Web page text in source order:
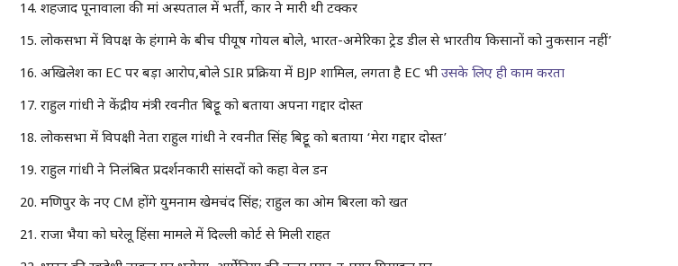
शहजाद पूनावाला की मां अस्पताल में भर्ती, कार ने मारी थी टक्कर
लोकसभा में विपक्ष के हंगामे के बीच पीयूष गोयल बोले, भारत-अमेरिका ट्रेड डील से भारतीय किसानों को नुकसान नहीं’
अखिलेश का EC पर बड़ा आरोप,बोले SIR प्रक्रिया में BJP शामिल, लगता है EC भी उसके लिए ही काम करता
राहुल गांधी ने केंद्रीय मंत्री रवनीत बिट्टू को बताया अपना गद्दार दोस्त
लोकसभा में विपक्षी नेता राहुल गांधी ने रवनीत सिंह बिट्टू को बताया ‘मेरा गद्दार दोस्त’
राहुल गांधी ने निलंबित प्रदर्शनकारी सांसदों को कहा वेल डन
मणिपुर के नए CM होंगे युमनाम खेमचंद सिंह; राहुल का ओम बिरला को खत
राजा भैया को घरेलू हिंसा मामले में दिल्ली कोर्ट से मिली राहत